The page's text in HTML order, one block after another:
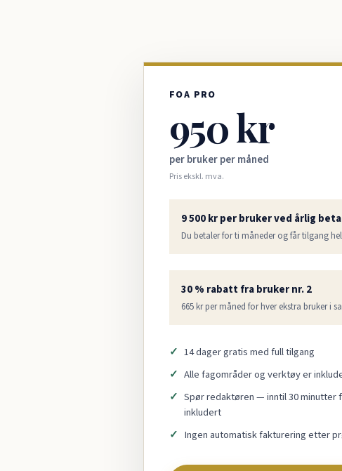
FOA PRO
950 kr
per bruker per måned
Pris ekskl. mva.
9 500 kr per bruker ved årlig
Du betaler for ti måneder og får tilgang
30 % rabatt fra bruker nr. 2
665 kr per måned for hver ekstra bruker i
14 dager gratis med full tilgang
Alle fagområder og verktøy er
Spør redaktøren — inntil 30 minutter
inkludert
Ingen automatisk fakturering etter